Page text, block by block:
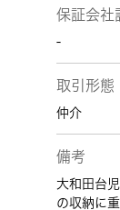
保証会社
-
取引形態
仲介
備考
大和田台
の収納に